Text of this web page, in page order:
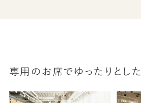
専用のお席でゆったりとし